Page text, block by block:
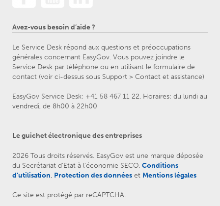
Avez-vous besoin d’aide ?
Le Service Desk répond aux questions et préoccupations
générales concernant EasyGov. Vous pouvez joindre le
Service Desk par téléphone ou en utilisant le formulaire de
contact (voir ci-dessus sous Support > Contact et assistance)
EasyGov Service Desk: +41 58 467 11 22, Horaires: du lundi au
vendredi, de 8h00 à 22h00
Le guichet électronique des entreprises
2026 Tous droits réservés. EasyGov est une marque déposée
du Secrétariat d’Etat à l’économie SECO. Conditions
d’utilisation, Protection des données et Mentions légales
Ce site est protégé par reCAPTCHA.